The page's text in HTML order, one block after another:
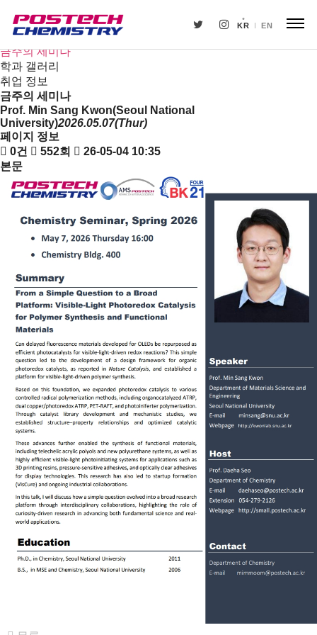
KR EN
뉴스
공지사항
금주의 세미나
학과 갤러리
취업 정보
금주의 세미나
Prof. Min Sang Kwon(Seoul National
University)2026.05.07(Thur)
페이지 정보
0건
552회
26-05-04 10:35
본문